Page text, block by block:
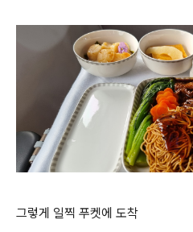
그렇게 일찍 푸켓에 도착